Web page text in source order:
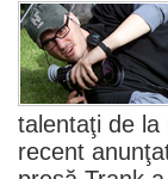
talentaţi de la
recent